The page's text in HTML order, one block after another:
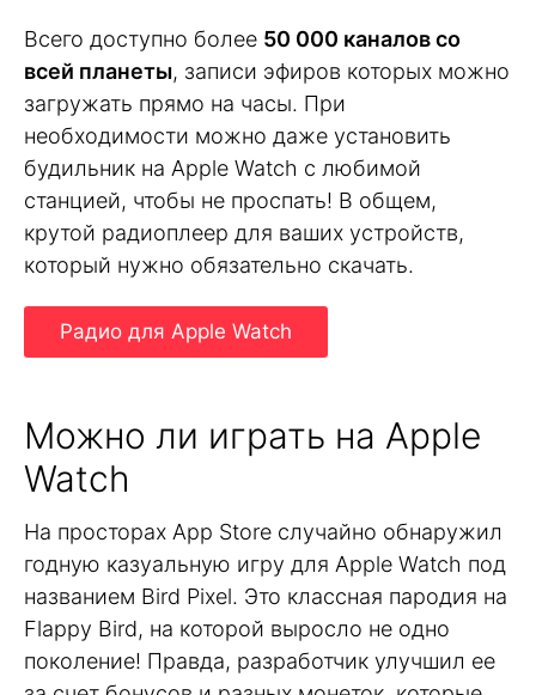
Всего доступно более 50 000 каналов со
всей планеты, записи эфиров которых можно
загружать прямо на часы. При
необходимости можно даже установить
будильник на Apple Watch с любимой
станцией, чтобы не проспать! В общем,
крутой радиоплеер для ваших устройств,
который нужно обязательно скачать.
Радио для Apple Watch
Можно ли играть на Apple
Watch
На просторах App Store случайно обнаружил
годную казуальную игру для Apple Watch под
названием Bird Pixel. Это классная пародия на
Flappy Bird, на которой выросло не одно
поколение! Правда, разработчик улучшил ее